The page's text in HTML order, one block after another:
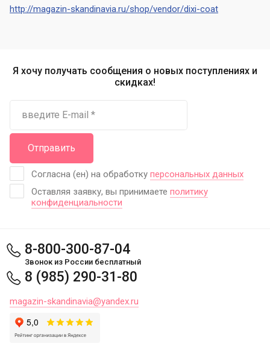
http://magazin-skandinavia.ru/shop/vendor/dixi-coat
Я хочу получать сообщения о новых поступлениях и
скидках!
Согласна (ен) на обработку персональных данных
Оставляя заявку, вы принимаете политику
конфиденциальности
Отправить
8-800-300-87-04
Звонок из России бесплатный
8 (985) 290-31-80
magazin-skandinavia@yandex.ru